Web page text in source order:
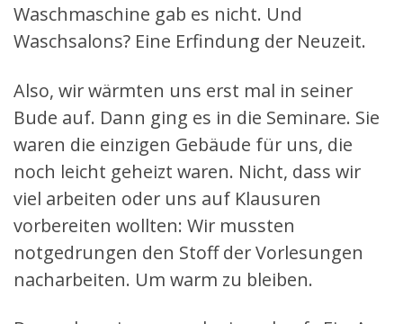
Waschmaschine gab es nicht. Und
Waschsalons? Eine Erfindung der Neuzeit.
Also, wir wärmten uns erst mal in seiner
Bude auf. Dann ging es in die Seminare. Sie
waren die einzigen Gebäude für uns, die
noch leicht geheizt waren. Nicht, dass wir
viel arbeiten oder uns auf Klausuren
vorbereiten wollten: Wir mussten
notgedrungen den Stoff der Vorlesungen
nacharbeiten. Um warm zu bleiben.